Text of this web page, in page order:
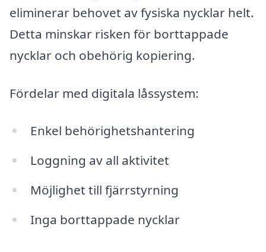
eliminerar behovet av fysiska nycklar helt.
Detta minskar risken för borttappade
nycklar och obehörig kopiering.
Fördelar med digitala låssystem:
Enkel behörighetshantering
Loggning av all aktivitet
Möjlighet till fjärrstyrning
Inga borttappade nycklar